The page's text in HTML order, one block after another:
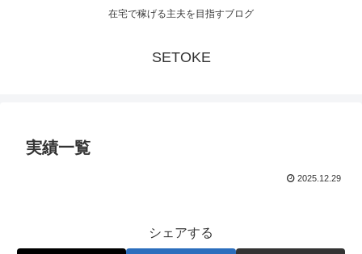
在宅で稼げる主夫を目指すブログ
SETOKE
実績一覧
2025.12.29
シェアする